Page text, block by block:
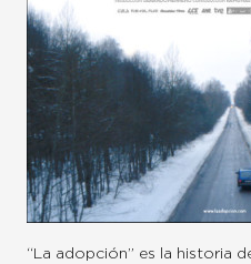
“La adopción” es la historia